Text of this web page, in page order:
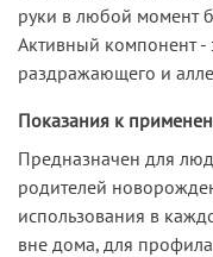
руки в любой момент
Активный компонент -
раздражающего и
Показания к
Предназначен для
родителей
использования в
вне дома, для